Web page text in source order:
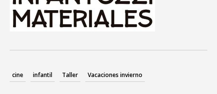
cine infantil Taller Vacaciones invierno